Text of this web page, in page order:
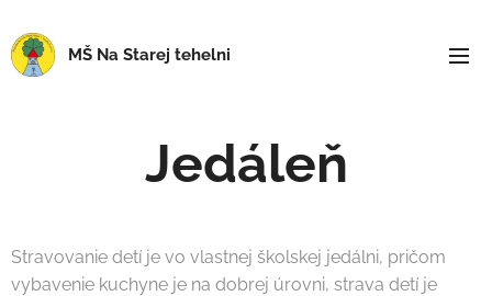
MŠ Na Starej tehelni
Jedáleň
Stravovanie detí je vo vlastnej školskej jedálni, pričom
vybavenie kuchyne je na dobrej úrovni, strava detí je